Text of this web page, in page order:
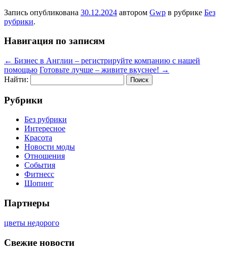
Запись опубликована 30.12.2024 автором Gwp в рубрике Без
рубрики.
Навигация по записям
← Бизнес в Англии – регистрируйте компанию с нашей
помощью Готовьте лучше – живите вкуснее! →
Найти:
Рубрики
Без рубрики
Интересное
Красота
Новости моды
Отношения
События
Фитнесс
Шопинг
Партнеры
цветы недорого
Свежие новости